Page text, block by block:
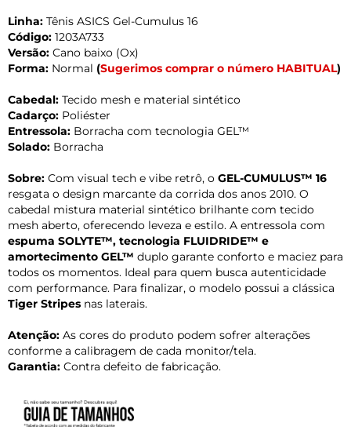
Linha: Tênis ASICS Gel-Cumulus 16
Código: 1203A733
Versão: Cano baixo (Ox)
Forma: Normal (Sugerimos comprar o número HABITUAL)
Cabedal: Tecido mesh e material sintético
Cadarço: Poliéster
Entressola: Borracha com tecnologia GEL™
Solado: Borracha
Sobre: Com visual tech e vibe retrô, o GEL-CUMULUS™ 16
resgata o design marcante da corrida dos anos 2010. O
cabedal mistura material sintético brilhante com tecido
mesh aberto, oferecendo leveza e estilo. A entressola com
espuma SOLYTE™, tecnologia FLUIDRIDE™ e
amortecimento GEL™ duplo garante conforto e maciez para
todos os momentos. Ideal para quem busca autenticidade
com performance. Para finalizar, o modelo possui a clássica
Tiger Stripes nas laterais.
Atenção: As cores do produto podem sofrer alterações
conforme a calibragem de cada monitor/tela.
Garantia: Contra defeito de fabricação.